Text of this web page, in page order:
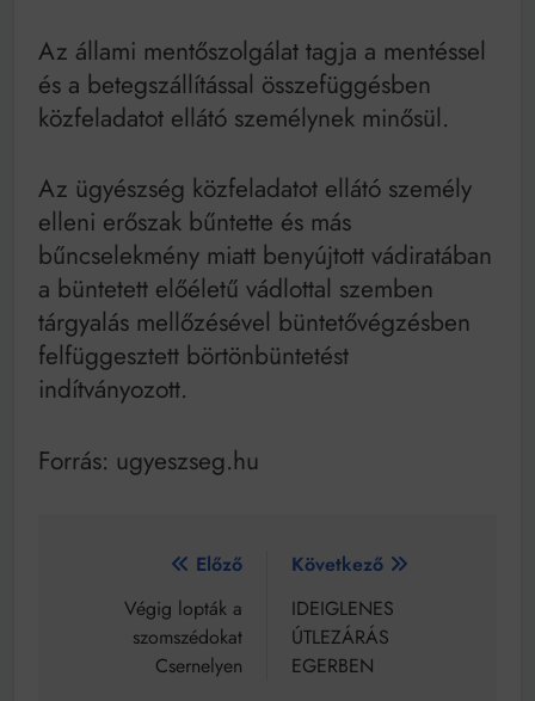
Az állami mentőszolgálat tagja a mentéssel
és a betegszállítással összefüggésben
közfeladatot ellátó személynek minősül.
Az ügyészség közfeladatot ellátó személy
elleni erőszak bűntette és más
bűncselekmény miatt benyújtott vádiratában
a büntetett előéletű vádlottal szemben
tárgyalás mellőzésével büntetővégzésben
felfüggesztett börtönbüntetést
indítványozott.
Forrás: ugyeszseg.hu
Bejegyzés
navigáció
Előző
Végig lopták a
szomszédokat
Csernelyen
Következő
IDEIGLENES
ÚTLEZÁRÁS
EGERBEN